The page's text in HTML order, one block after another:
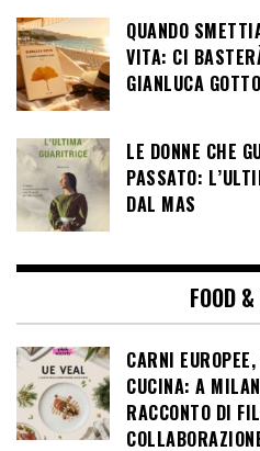
QUANDO
VITA: CI
GIANLUCA GOTTO
LE DONNE CHE
PASSATO:
DAL MAS
FOOD
CARNI
CUCINA: A
RACCONTO DI